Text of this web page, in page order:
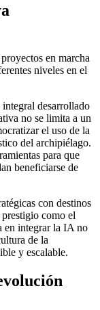
en marcha
niveles en el
integral desarrollado
no se limita a un
el uso de la
del archipiélago.
para que
beneficiarse de
con destinos
como el
en integrar la IA no
de la
y escalable.